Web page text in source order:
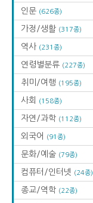
인문 (626종)
가정/생활 (317종)
역사 (231종)
연령별분류 (227종)
취미/여행 (195종)
사회 (158종)
자연/과학 (112종)
외국어 (91종)
문화/예술 (79종)
컴퓨터/인터넷 (24종)
종교/역학 (22종)